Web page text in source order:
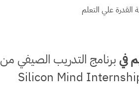
علي التعلم
في
Silicon Mind